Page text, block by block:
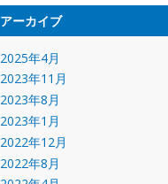
アーカイブ
2025年4月
2023年11月
2023年8月
2023年1月
2022年12月
2022年8月